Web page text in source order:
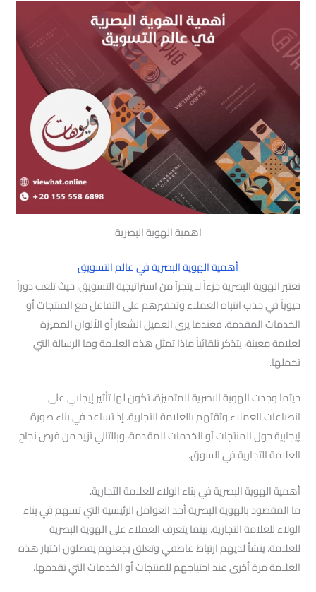
اهمية الهوية البصرية
أهمية الهوية البصرية في عالم التسويق
تعتبر الهوية البصرية جزءاً لا يتجزأ من استراتيجية التسويق، حيث تلعب دوراً
حيوياً في جذب انتباه العملاء وتحفيزهم على التفاعل مع المنتجات أو
الخدمات المقدمة. فعندما يرى العميل الشعار أو الألوان المميزة
لعلامة معينة، يتذكر تلقائياً ماذا تمثل هذه العلامة وما الرسالة التي
تحملها.
حيثما وجدت الهوية البصرية المتميزة، تكون لها تأثير إيجابي على
انطباعات العملاء وثقتهم بالعلامة التجارية. إذ تساعد في بناء صورة
إيجابية حول المنتجات أو الخدمات المقدمة، وبالتالي تزيد من فرص نجاح
العلامة التجارية في السوق.
أهمية الهوية البصرية في بناء الولاء للعلامة التجارية.
ما المقصود بالهوية البصرية أحد العوامل الرئيسية التي تسهم في بناء
الولاء للعلامة التجارية. بينما يتعرف العملاء على الهوية البصرية
للعلامة. ينشأ لديهم ارتباط عاطفي وتعلق يجعلهم يفضلون اختيار هذه
العلامة مرة أخرى عند احتياجهم للمنتجات أو الخدمات التي تقدمها.